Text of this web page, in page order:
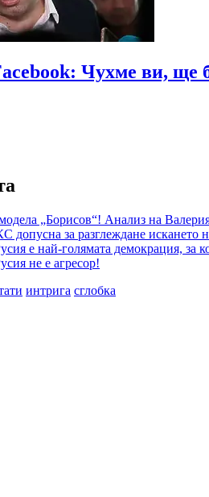
Чухме ви, ще
„Борисов“! Анализ на
допусна за разглеждане
е най-голямата демокрация, за
не е агресор!
интрига сглобка